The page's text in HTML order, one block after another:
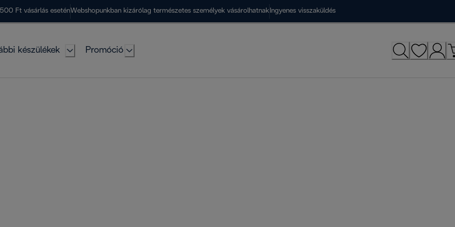
Ft vásárlás eseténWebshopunkban kizárólag természetes személyek vásárolhatnak Ingyenes visszaküldés
készülékek Promóció